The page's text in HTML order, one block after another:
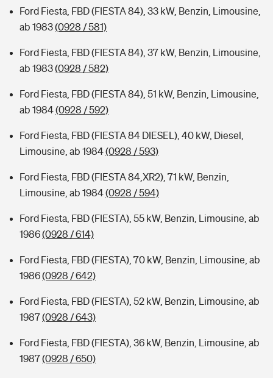
Ford Fiesta, FBD (FIESTA 84), 33 kW, Benzin, Limousine,
ab 1983(0928 / 581)
Ford Fiesta, FBD (FIESTA 84), 37 kW, Benzin, Limousine,
ab 1983(0928 / 582)
Ford Fiesta, FBD (FIESTA 84), 51 kW, Benzin, Limousine,
ab 1984(0928 / 592)
Ford Fiesta, FBD (FIESTA 84 DIESEL), 40 kW, Diesel,
Limousine, ab 1984(0928 / 593)
Ford Fiesta, FBD (FIESTA 84,XR2), 71 kW, Benzin,
Limousine, ab 1984(0928 / 594)
Ford Fiesta, FBD (FIESTA), 55 kW, Benzin, Limousine, ab
1986(0928 / 614)
Ford Fiesta, FBD (FIESTA), 70 kW, Benzin, Limousine, ab
1986(0928 / 642)
Ford Fiesta, FBD (FIESTA), 52 kW, Benzin, Limousine, ab
1987(0928 / 643)
Ford Fiesta, FBD (FIESTA), 36 kW, Benzin, Limousine, ab
1987(0928 / 650)